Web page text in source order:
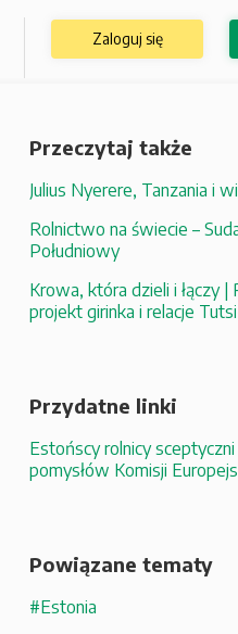
Zaloguj się
Przeczytaj także
Julius Nyerere, Tanzania i
Rolnictwo na świecie –
Południowy
Krowa, która dzieli i łączy |
projekt girinka i relacje
Przydatne linki
Estońscy rolnicy
pomysłów Komisji
Powiązane tematy
#Estonia